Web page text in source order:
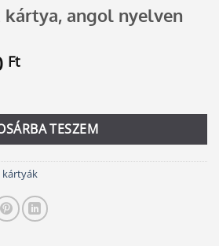
angol nyelven
FtCurrent
6
990 Ft.
nyelven mennyiség
TESZEM
kártyák